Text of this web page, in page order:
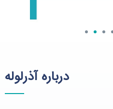
درباره آذرلوله